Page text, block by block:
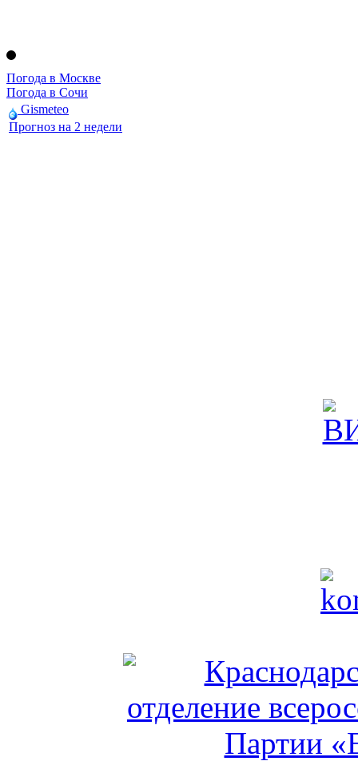
Погода в Москве
Погода в Сочи
Gismeteo
Прогноз на 2 недели